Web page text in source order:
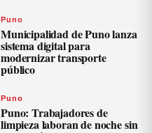
Puno
Municipalidad de Puno lanza
sistema digital para
modernizar transporte
público
Puno
Puno: Trabajadores de
limpieza laboran de noche sin